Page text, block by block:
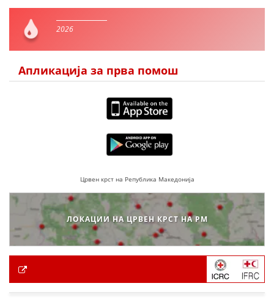
2026
Апликација за прва помош
Црвен крст на Република Македонија
ЛОКАЦИИ НА ЦРВЕН КРСТ НА РМ